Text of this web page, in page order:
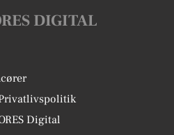
DIGITAL
Digital